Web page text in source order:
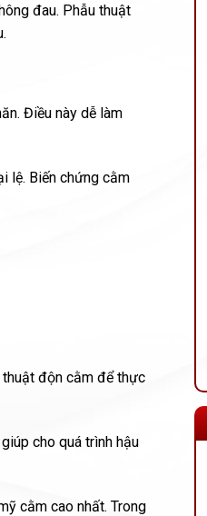
đau. Phẫu thuật
Điều này dễ làm
lệ. Biến chứng cằm
thuật độn cằm để thực
cho quá trình hậu
cằm cao nhất. Trong